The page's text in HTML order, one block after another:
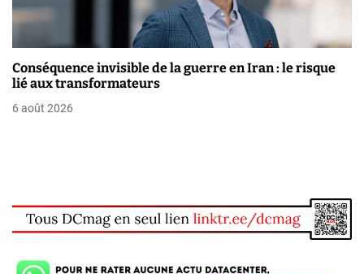
Conséquence invisible de la guerre en Iran : le risque
lié aux transformateurs
6 août 2026